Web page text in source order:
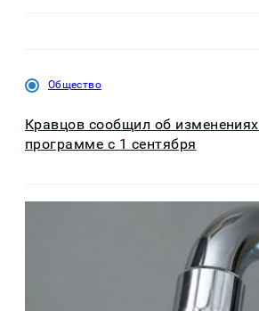
Общество
Кравцов сообщил об
программе с 1 сентября